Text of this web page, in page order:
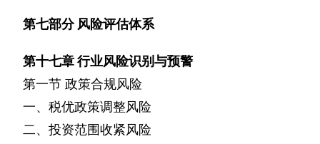
第七部分 风险评估体系
第十七章行业风险识别与预警
第一节 政策合规风险
一、税优政策调整风险
二、投资范围收紧风险